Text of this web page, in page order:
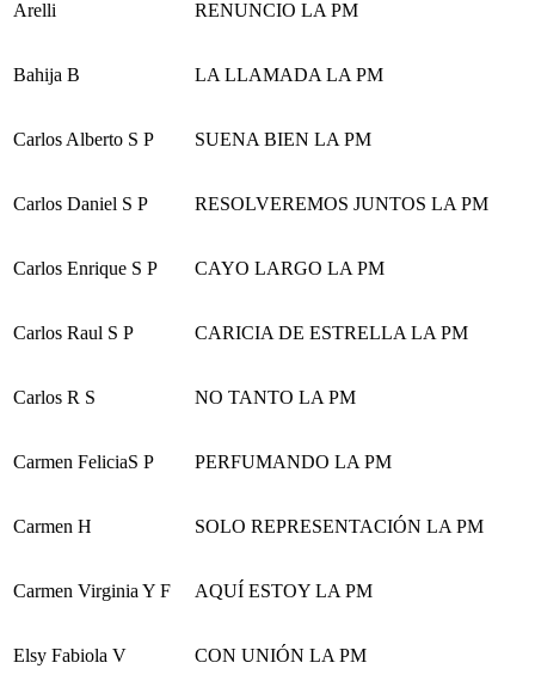
Arelli RENUNCIO LA PM
Bahija B LA LLAMADA LA PM
Carlos Alberto S P SUENA BIEN LA PM
Carlos Daniel S P RESOLVEREMOS JUNTOS LA PM
Carlos Enrique S P CAYO LARGO LA PM
Carlos Raul S P CARICIA DE ESTRELLA LA PM
Carlos R S NO TANTO LA PM
Carmen FeliciaS P PERFUMANDO LA PM
Carmen H SOLO REPRESENTACIÓN LA PM
Carmen Virginia Y F AQUÍ ESTOY LA PM
Elsy Fabiola V CON UNIÓN LA PM